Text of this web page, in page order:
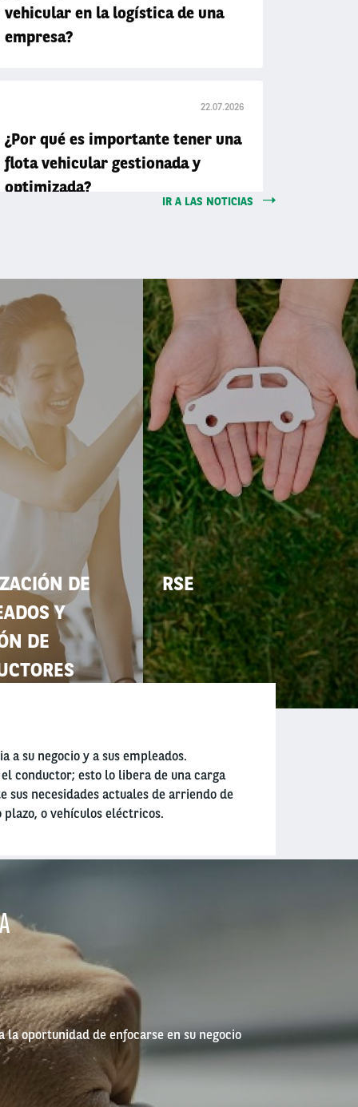
vehicular en la logística de una
empresa?
22.07.2026
¿Por qué es importante tener una
flota vehicular gestionada y
optimizada?
IR A LAS NOTICIAS
DE
Y
DE
RSE
a su negocio y a sus empleados.
conductor; esto lo libera de una carga
necesidades actuales de arriendo de
o vehículos eléctricos.
oportunidad de enfocarse en su negocio